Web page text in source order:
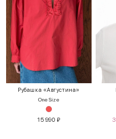
Рубашка «Августина»
One Size
15 990 ₽